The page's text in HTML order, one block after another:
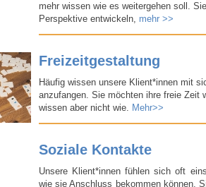
mehr wissen wie es weitergehen soll.
Perspektive entwickeln, mehr >>
Freizeitgestaltung
Häufig wissen unsere Klient*innen mit
anzufangen. Sie möchten ihre freie Zeit
wissen aber nicht wie. Mehr>>
Soziale Kontakte
Unsere Klient*innen fühlen sich oft
wie sie Anschluss bekommen können.